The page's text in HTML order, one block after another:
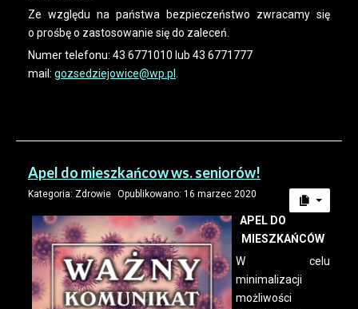
Ze względu na państwa bezpieczeństwo zwracamy się
o prośbę o zastosowanie się do zaleceń.
Numer telefonu: 43 6771010 lub 43 6771777
mail: gozsedziejowice@wp.pl .
Apel do mieszkańcow ws. seniorów!
Kategoria: Zdrowie Opublikowano: 16 marzec 2020
APEL DO
MIESZKAŃCÓW
W celu
minimalizacji
możliwości